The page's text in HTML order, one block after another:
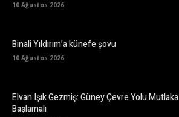
10 Ağustos 2026
Binali Yıldırım’a künefe şovu
10 Ağustos 2026
Elvan Işık Gezmiş: Güney Çevre Yolu Mutlaka
Başlamalı